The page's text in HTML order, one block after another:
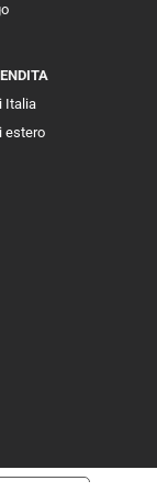
Italia
estero